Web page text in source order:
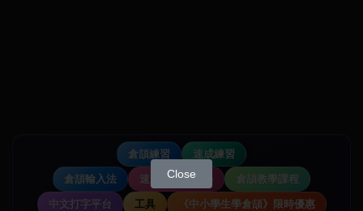
倉頡練習
速成練習
倉頡輸入法
速成輸入法教學
倉頡教學課程
中文打字平台
工具 《中小學生學倉頡》限時優惠
Close